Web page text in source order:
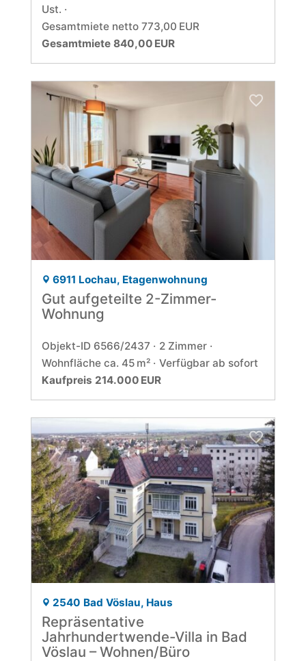
Ust.
Gesamtmiete netto 773,00 EUR
Gesamtmiete 840,00 EUR
6911 Lochau, Etagenwohnung
Gut aufgeteilte 2-Zimmer-
Wohnung
Objekt-ID 6566/2437
2 Zimmer
Wohnfläche ca. 45 m²
Verfügbar ab sofort
Kaufpreis 214.000 EUR
2540 Bad Vöslau, Haus
Repräsentative
Jahrhundertwende-Villa in Bad
Vöslau – Wohnen/Büro